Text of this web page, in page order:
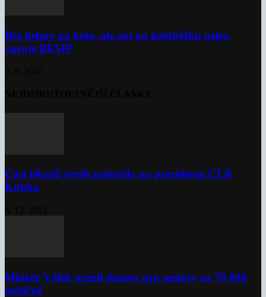
Bez helmy na kolo, ale ani na koloběžku nelez,
varuje BESIP
Část lékařů tvrdě zaútočila na prezidenta ČLK
Kubka
Ministr Válek ocenil domov pro seniory za 70 000
měsíčně